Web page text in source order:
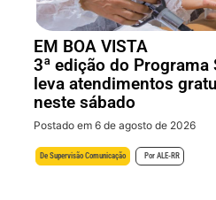
EM BOA VISTA
3ª edição do Programa
leva atendimentos
neste sábado
Postado em 6 de agosto de 2026
De Supervisão Comunicação Por ALE-RR